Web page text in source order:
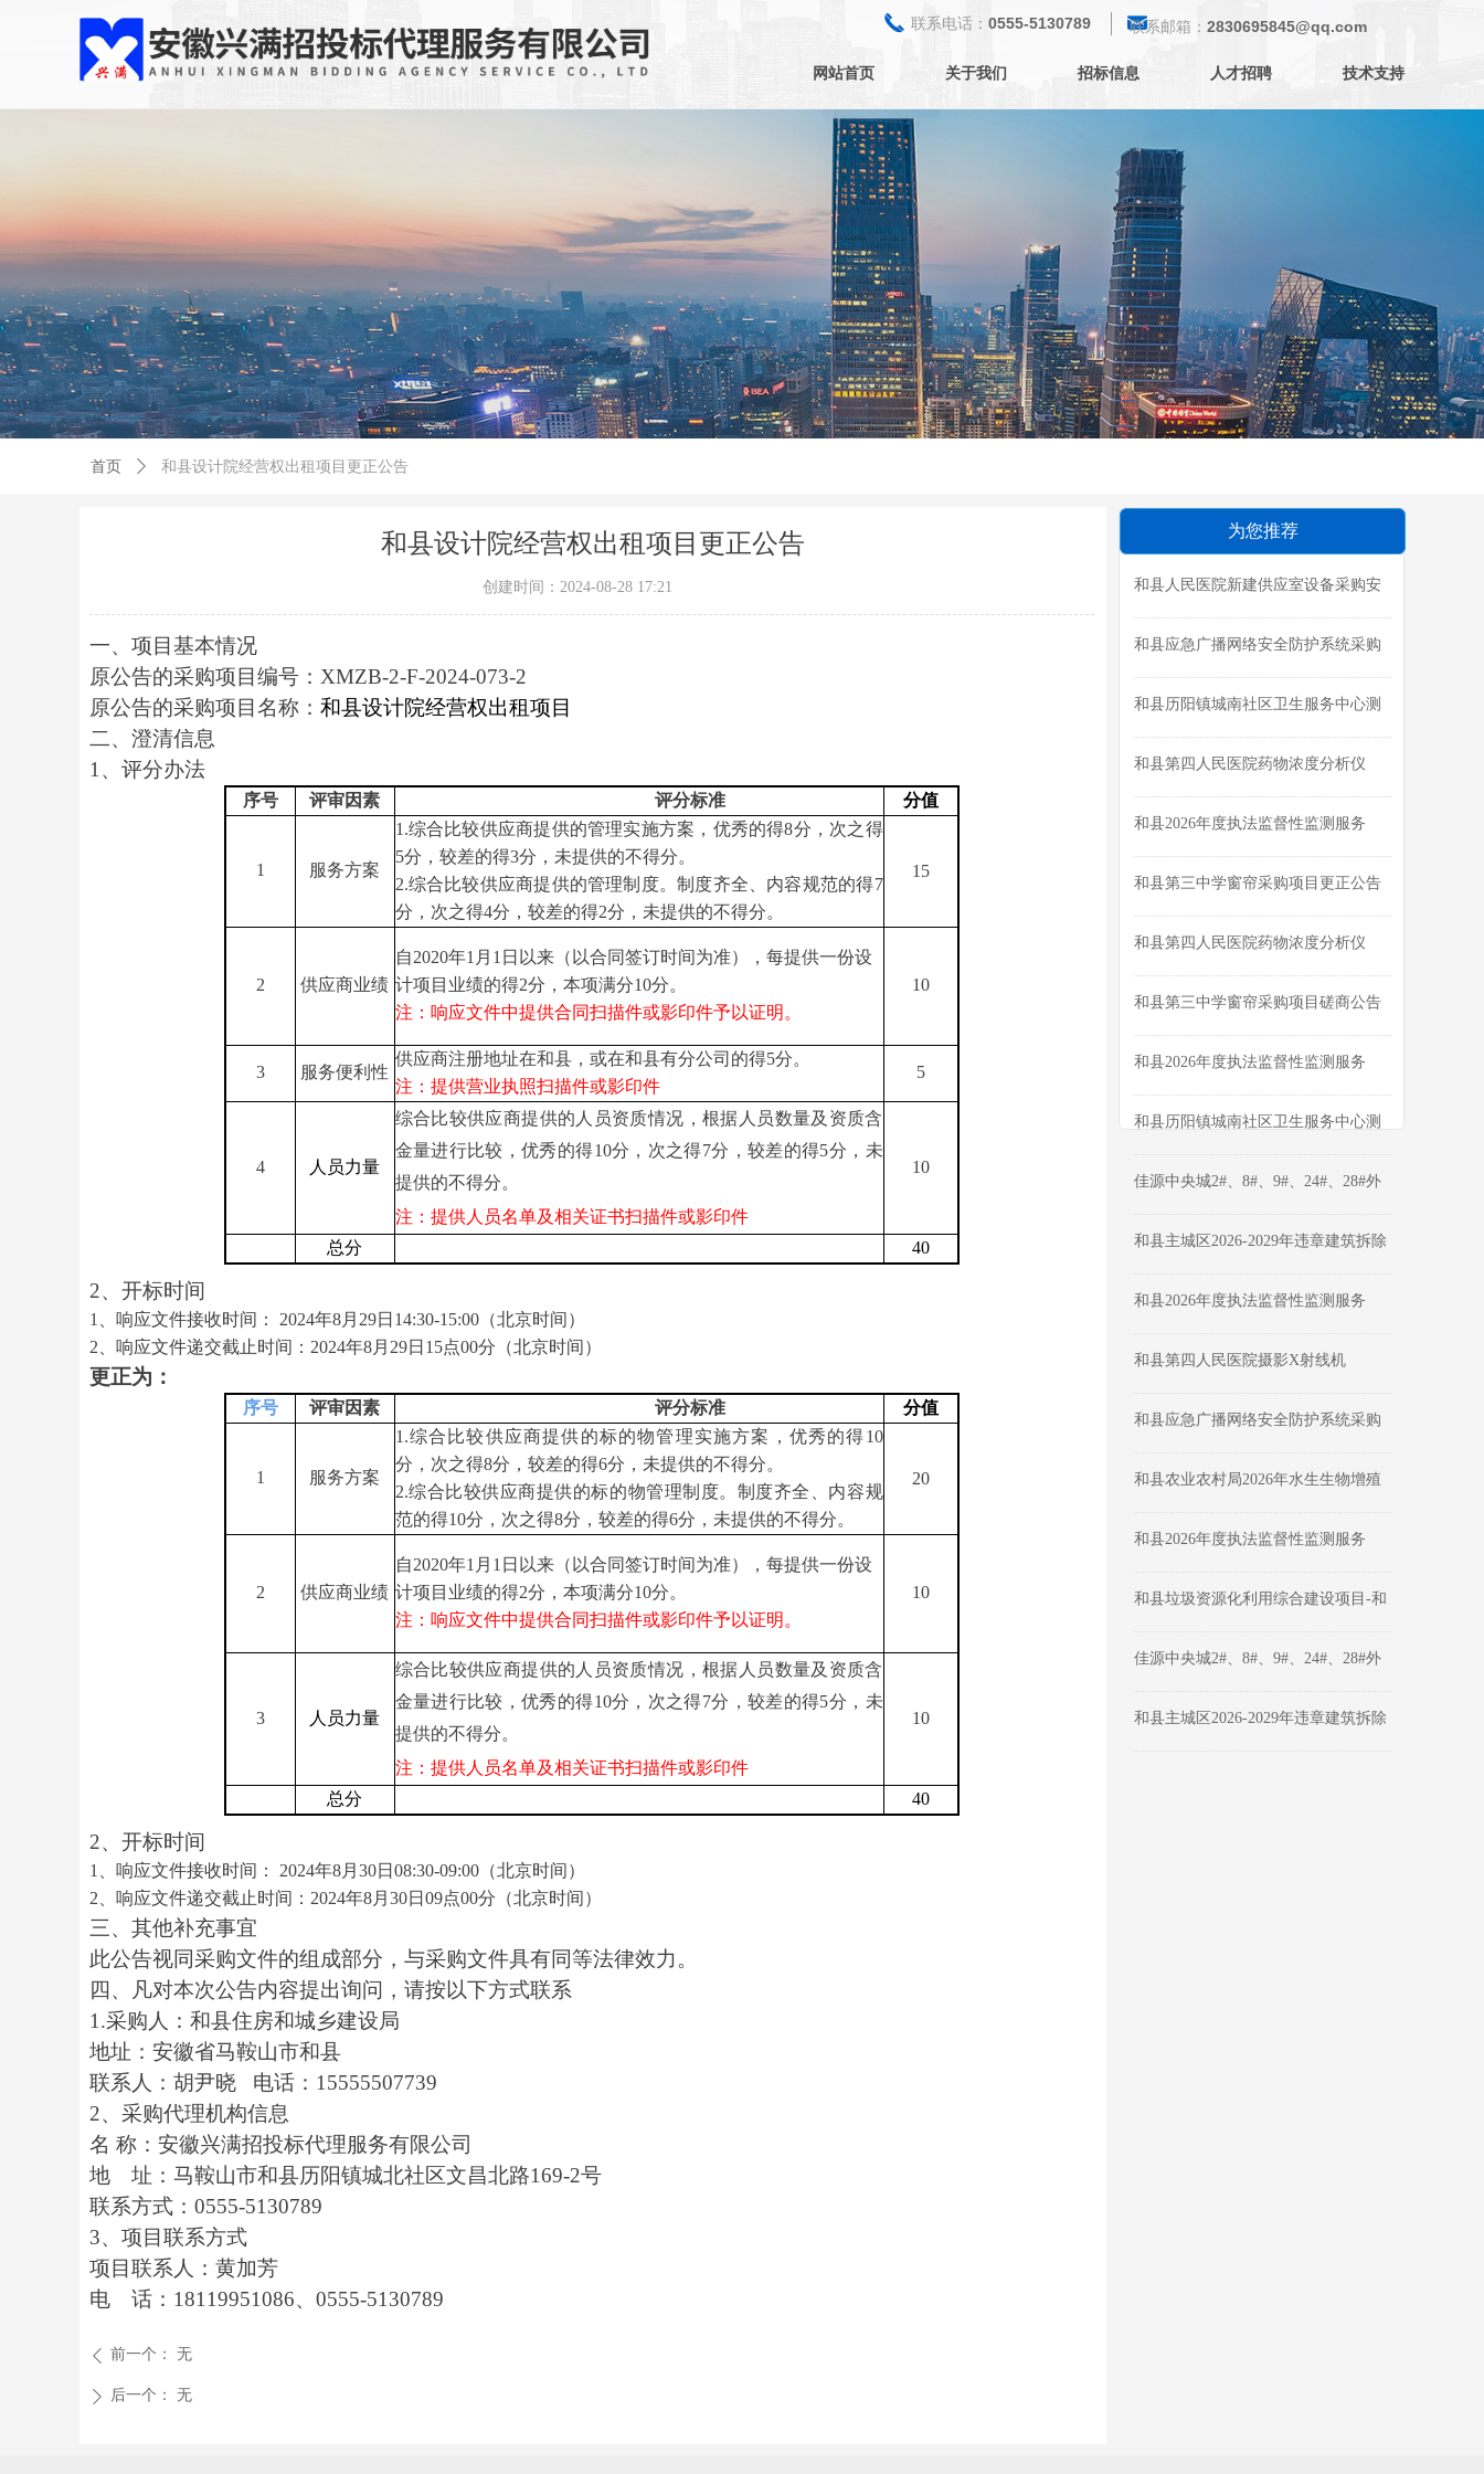
网站首页 关于我们 招标信息 人才招聘 技术支持
끅 联系电话： 0555-5130789 낂
联系邮箱： 2830695845@qq.com
首页 ꄲ 和县设计院经营权出租项目更正公告
和县设计院经营权出租项目更正公告
创建时间： 2024-08-28 17:21
一、项目基本情况
原公告的采购项目编号 ： XMZB-2-F-2024-073-2
原公告的采购项目名称 ： 和县设计院经营权出租项目
二、 澄清信息
1、评分办法
序号 评审因素 评分标准 分值
1 服务方案
1.综合比较供应商提供的管理实施方案， 优秀的得8分，次之得
5分，较差的得3分，未提供的不得分。
2.综合比较供应商提供的管理制度。制度齐全 内容规范的得7
分， 次之得4分，较差的得2分，未提供的不得分。
15
2 供应商业绩
自2020年1月1日以来（ 以合同签订时间为准），每提供一份设
计项目业绩的得2分，本项满分10分。
注：响应文件中提供合同扫描件或影印件予以证明。
10
3 服务便利性
供应商注册地址在和县，或在和县有分公司的得5分。
注：提供营业执照扫描件或影印件
5
4 人员力量
综合比较供应商提供的人员资质情况，根据人员数量及资质含
金量进行比较，优秀的得10分，次之得7分，较差的得5分，未
提供的不得分。
注：提供人员名单及相关证书扫描件或影印件
10
总分 40
2、开标时间
1、响应文件接收时间：
2024年8月29日14:30-15:00（北京时间）
2、响应文件递交截止时间： 2024年8月 29日 15点00分（北京时间）
更正为：
序号 评审因素 评分标准 分值
1 服务方案
1.综合比较供应商提供的标的物管理实施方案， 优秀的得10
分，次之得8分，较差的得6分，未提供的不得分。
2.综合比较供应商提供的标的物管理制度。 制度齐全
内容规
范的得10分， 次之得8分，较差的得6分，未提供的不得分。
20
2 供应商业绩
自2020年1月1日以来（ 以合同签订时间为准），每提供一份设
计项目业绩的得2分，本项满分10分。
注：响应文件中提供合同扫描件或影印件予以证明。
10
3 人员力量
综合比较供应商提供的人员资质情况，根据人员数量及资质含
金量进行比较，优秀的得10分，次之得7分，较差的得5分，未
提供的不得分。
注：提供人员名单及相关证书扫描件或影印件
10
总分 40
2、开标时间
1、响应文件接收时间：
2024年8月30日08:30-09:00（北京时间）
2、响应文件递交截止时间： 2024年8月 30日 09点00分（北京时间）
三、其他补充事宜
此公告视同采购文件的组成部分，与采购文件具有同等法律效力。
四、凡对本次公告内容提出询问，请按以下方式联系
1.采购人：和县住房和城乡建设局
地址：安徽省马鞍山市和县
联系人：胡尹晓
电话： 15555507739
2、采购代理机构信息
名 称：安徽兴满招投标代理服务有限公司
地 址：马鞍山市和县历阳镇城北社区文昌北路169-2号
联系方式： 0555-5130789
3、 项目联系方式
项目联系人：黄加芳
电 话： 18119951086、0555-5130789
ꄴ 前一个： 无
ꄲ 后一个： 无
为您推荐
和县人民医院新建供应室设备采购安
和县应急广播网络安全防护系统采购
和县历阳镇城南社区卫生服务中心测
和县第四人民医院药物浓度分析仪
二次）磋商公告
和县2026年度执法监督性监测服务
和县第三中学窗帘采购项目更正公告
和县第四人民医院药物浓度分析仪
公告
和县第三中学窗帘采购项目磋商公告
和县2026年度执法监督性监测服务
和县历阳镇城南社区卫生服务中心测
佳源中央城2#、8#、9#、24#、28#外
和县主城区2026-2029年违章建筑拆除
和县2026年度执法监督性监测服务
和县第四人民医院摄影X射线机
和县应急广播网络安全防护系统采购
和县农业农村局2026年水生生物增殖
和县2026年度执法监督性监测服务
和县垃圾资源化利用综合建设项目-和
（一期）第三方测绘服务成交结果公
佳源中央城2#、8#、9#、24#、28#外
和县主城区2026-2029年违章建筑拆除